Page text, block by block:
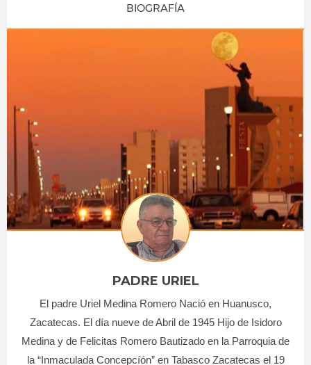
BIOGRAFÍA
PADRE URIEL
El padre Uriel Medina Romero Nació en Huanusco,
Zacatecas. El día nueve de Abril de 1945 Hijo de Isidoro
Medina y de Felicitas Romero Bautizado en la Parroquia de
la “Inmaculada Concepcíón” en Tabasco Zacatecas el 19